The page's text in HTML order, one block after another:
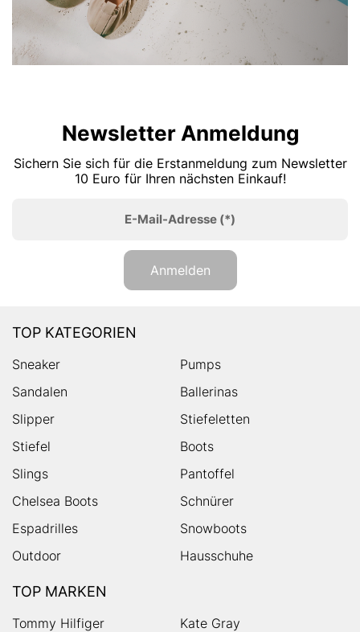
Newsletter Anmeldung
Sichern Sie sich für die Erstanmeldung zum Newsletter
10 Euro für Ihren nächsten Einkauf!
E-Mail-Adresse (*)
Anmelden
TOP KATEGORIEN
Sneaker
Pumps
Sandalen
Ballerinas
Slipper
Stiefeletten
Stiefel
Boots
Slings
Pantoffel
Chelsea Boots
Schnürer
Espadrilles
Snowboots
Outdoor
Hausschuhe
TOP MARKEN
Tommy Hilfiger
Kate Gray